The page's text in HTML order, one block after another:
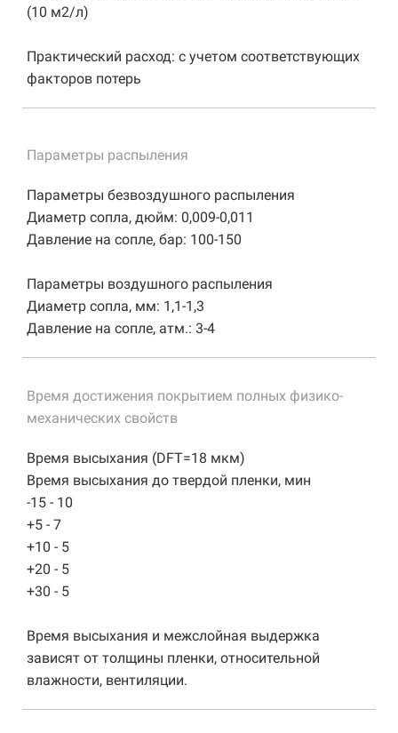
(10 м2/л)
Практический расход: с учетом соответствующих
факторов потерь
Параметры распыления
Параметры безвоздушного распыления
Диаметр сопла, дюйм: 0,009-0,011
Давление на сопле, бар: 100-150
Параметры воздушного распыления
Диаметр сопла, мм: 1,1-1,3
Давление на сопле, атм.: 3-4
Время достижения покрытием полных физико-
механических свойств
Время высыхания (DFT=18 мкм)
Время высыхания до твердой пленки, мин
-15 - 10
+5 - 7
+10 - 5
+20 - 5
+30 - 5
Время высыхания и межслойная выдержка
зависят от толщины пленки, относительной
влажности, вентиляции.